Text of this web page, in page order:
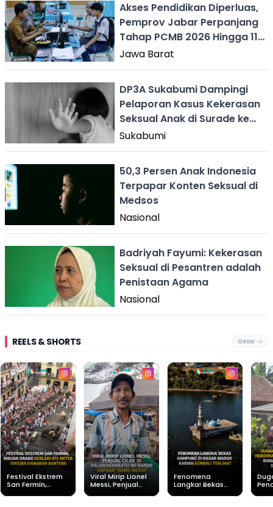
Akses Pendidikan Diperluas,
Pemprov Jabar Perpanjang
Tahap PCMB 2026 Hingga 11
Juni
Jawa Barat
DP3A Sukabumi Dampingi
Pelaporan Kasus Kekerasan
Seksual Anak di Surade ke
Polisi
Sukabumi
50,3 Persen Anak Indonesia
Terpapar Konten Seksual di
Medsos
Nasional
Badriyah Fayumi: Kekerasan
Seksual di Pesantren adalah
Penistaan Agama
Nasional
REELS & SHORTS Geser
Festival Ekstrem
San Fermín,
Viral Mirip Lionel
Messi, Penjual
Fenomena
Langka! Bekas